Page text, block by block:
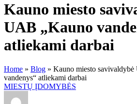
Kauno miesto
UAB „Kauno
atliekami darbai
Home » Blog » Kauno miesto
vandenys“ atliekami darbai
MIESTŲ ĮDOMYBĖS